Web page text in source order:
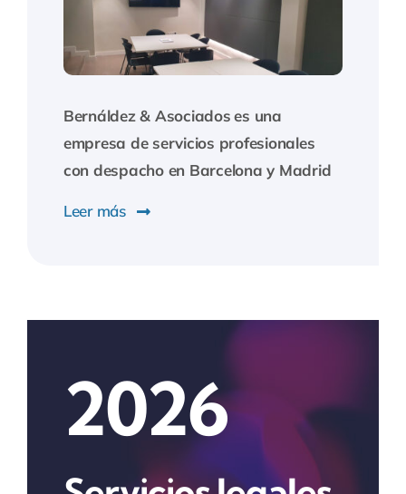
Bernáldez & Asociados es una
empresa de servicios profesionales
con despacho en Barcelona y Madrid
Leer más
2026